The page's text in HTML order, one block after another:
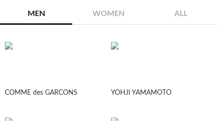
MEN WOMEN ALL
COMME des GARCONS YOHJI YAMAMOTO